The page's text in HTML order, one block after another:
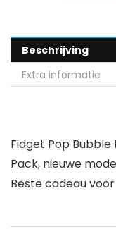
Beschrijving
Extra informatie
Fidget Pop
Pack, nieuwe
Beste cadeau